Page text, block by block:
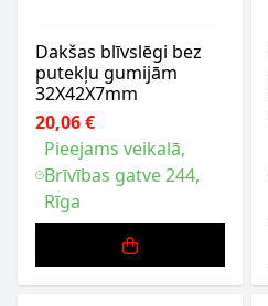
Dakšas blīvslēgi bez
putekļu gumijām
32X42X7mm
20,06 €
Pieejams veikalā,
Brīvības gatve 244,
Rīga